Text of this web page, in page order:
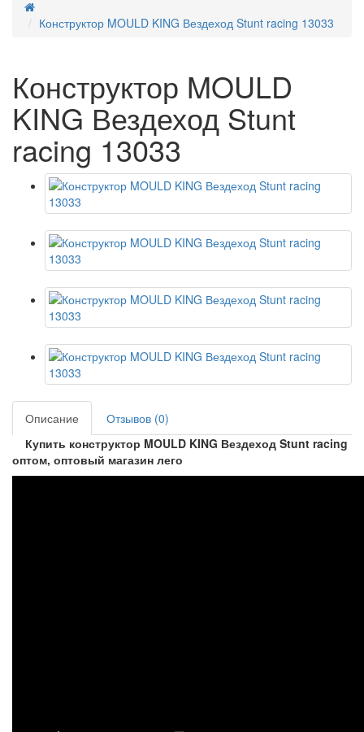
Конструктор MOULD KING Вездеход Stunt racing 13033
Конструктор MOULD
KING Вездеход Stunt
racing 13033
Описание
Отзывов (0)
Купить конструктор MOULD KING Вездеход Stunt racing
оптом, оптовый магазин лего